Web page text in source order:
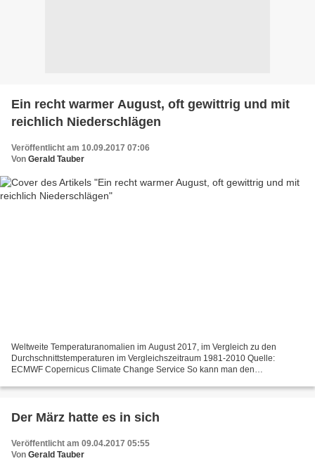
Ein recht warmer August, oft gewittrig und mit
reichlich Niederschlägen
Veröffentlicht am 10.09.2017 07:06
Von Gerald Tauber
Weltweite Temperaturanomalien im August 2017, im Vergleich zu den
Durchschnittstemperaturen im Vergleichszeitraum 1981-2010 Quelle:
ECMWF Copernicus Climate Change Service So kann man den
Der März hatte es in sich
Veröffentlicht am 09.04.2017 05:55
Von Gerald Tauber